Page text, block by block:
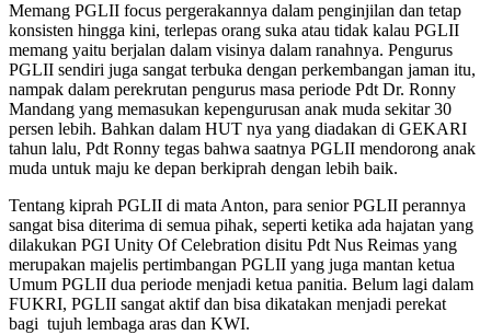
Memang PGLII focus pergerakannya dalam penginjilan dan tetap
konsisten hingga kini, terlepas orang suka atau tidak kalau PGLII
memang yaitu berjalan dalam visinya dalam ranahnya. Pengurus
PGLII sendiri juga sangat terbuka dengan perkembangan jaman itu,
nampak dalam perekrutan pengurus masa periode Pdt Dr. Ronny
Mandang yang memasukan kepengurusan anak muda sekitar 30
persen lebih. Bahkan dalam HUT nya yang diadakan di GEKARI
tahun lalu, Pdt Ronny tegas bahwa saatnya PGLII mendorong anak
muda untuk maju ke depan berkiprah dengan lebih baik.
Tentang kiprah PGLII di mata Anton, para senior PGLII perannya
sangat bisa diterima di semua pihak, seperti ketika ada hajatan yang
dilakukan PGI Unity Of Celebration disitu Pdt Nus Reimas yang
merupakan majelis pertimbangan PGLII yang juga mantan ketua
Umum PGLII dua periode menjadi ketua panitia. Belum lagi dalam
FUKRI, PGLII sangat aktif dan bisa dikatakan menjadi perekat
bagi tujuh lembaga aras dan KWI.